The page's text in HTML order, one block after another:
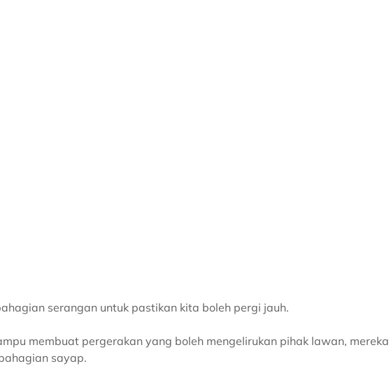
serangan untuk pastikan kita boleh pergi jauh.
membuat pergerakan yang boleh mengelirukan pihak lawan, mereka
sayap.